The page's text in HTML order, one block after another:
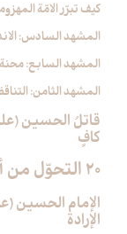
كيف تبرّر الامّة
المشهد السادس:
المشهد السابع:
المشهد الثامن:
قاتلُ الحسين
كافٍ
20 التحوّل من أخلاقيّة الهزيمة إلى أخلاقيّة الإرادة
الإمام الحسين
الإرادة